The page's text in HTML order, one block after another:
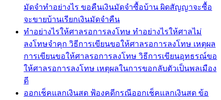
มัดจำทำอย่างไร ขอคืนเงินมัดจำซื้อบ้าน ผิดสัญญาจะซื้อ
จะขายบ้านเรียกเงินมัดจำคืน
ทำอย่างไรให้ศาลรอการลงโทษ ทำอย่างไรให้ศาลไม่
ลงโทษจำคุก วิธีการเขียนขอให้ศาลรอการลงโทษ เหตุผล
การเขียนขอให้ศาลรอการลงโทษ วิธีการเขียนอุทธรณ์ขอ
ให้ศาลรอการลงโทษ เหตุผลในการขอกลับตัวเป็นพลเมือง
ดี
ออกเช็คแลกเงินสด ฟ้องคดีกรณีออกเช็คแลกเงินสด ข้อ